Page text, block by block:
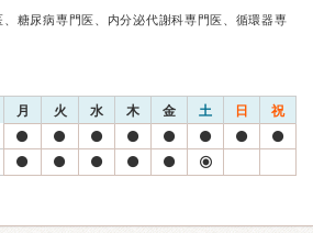
糖尿病専門医、内分泌代謝科専門医、循環器専
月 火 水 木 金 土 日 祝